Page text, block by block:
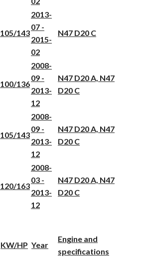
105/143
2013-
07 -
2015-
02
N47 D20 C
100/136
2008-
09 -
2013-
12
N47 D20 A, N47
D20 C
105/143
2008-
09 -
2013-
12
N47 D20 A, N47
D20 C
120/163
2008-
03 -
2013-
12
N47 D20 A, N47
D20 C
KW/HP Year
Engine and
specifications